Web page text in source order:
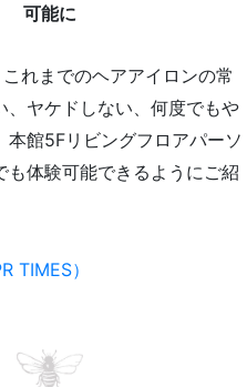
可能に
これまでのヘアアイロンの常
、ヤケドしない、何度でもや
本館5Fリビングフロアパーソ
も体験可能できるようにご紹
TIMES）